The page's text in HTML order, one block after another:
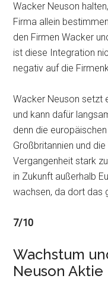
Wacker Neuson
Firma allein
den Firmen Wacker
ist diese Integration
negativ auf die
Wacker Neuson setzt
und kann dafür
denn die
Großbritannien und
Vergangenheit stark
in Zukunft außerhalb
wachsen, da dort das
7/10
Wachstum
Neuson Aktie